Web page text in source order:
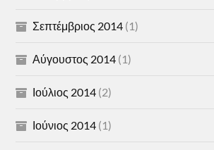
Σεπτέμβριος 2014 (1)
Αύγουστος 2014 (1)
Ιούλιος 2014 (2)
Ιούνιος 2014 (1)